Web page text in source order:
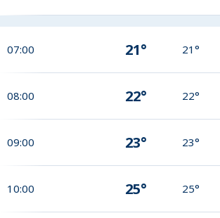
07:00 21° 21°
08:00 22° 22°
09:00 23° 23°
10:00 25° 25°